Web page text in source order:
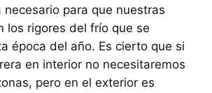
para que nuestras
los rigores del frío que se
época del año. Es cierto que si
en interior no necesitaremos
pero en el exterior es